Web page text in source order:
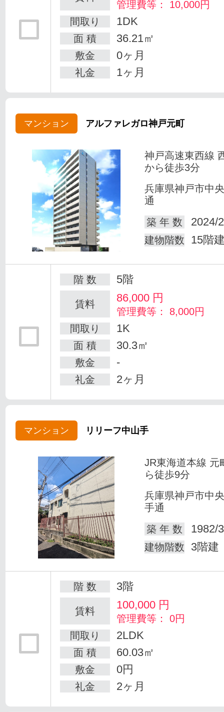
管理費等： 10,000円
間取り
1DK
面 積 36.21㎡
敷金 0ヶ月
礼金 1ヶ月
マンション アルファレガロ神戸元町
神戸高速東西線
から徒歩3分
兵庫県神戸市中
通
築 年 数
2024/
建物階数 15階
階 数 5階
賃料 86,000 円
管理費等： 8,000円
間取り
1K
面 積 30.3㎡
敷金 -
礼金 2ヶ月
マンション リリーフ中山手
JR東海道本線 元
ら徒歩9分
兵庫県神戸市中
手通
築 年 数
1982/
建物階数 3階建
階 数 3階
賃料 100,000 円
管理費等： 0円
間取り
2LDK
面 積 60.03㎡
敷金 0円
礼金 2ヶ月